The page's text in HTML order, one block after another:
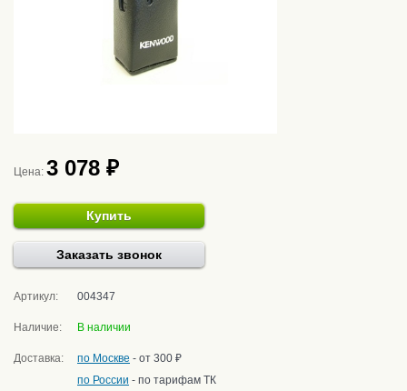
Цена: 3 078 ₽
Купить
Заказать звонок
Артикул: 004347
Наличие: В наличии
Доставка: по Москве - от 300 ₽
по России - по тарифам ТК